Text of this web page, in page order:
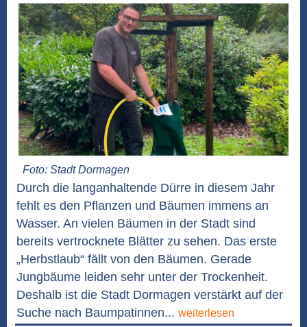
Foto: Stadt Dormagen
Durch die langanhaltende Dürre in diesem Jahr
fehlt es den Pflanzen und Bäumen immens an
Wasser. An vielen Bäumen in der Stadt sind
bereits vertrocknete Blätter zu sehen. Das erste
„Herbstlaub“ fällt von den Bäumen. Gerade
Jungbäume leiden sehr unter der Trockenheit.
Deshalb ist die Stadt Dormagen verstärkt auf der
Suche nach Baumpatinnen... weiterlesen